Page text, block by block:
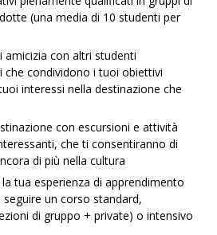
(una media di 10 studenti per
amicizia con altri studenti
che condividono i tuoi obiettivi
interessi nella destinazione che
con escursioni e attività
che ti consentiranno di
di più nella cultura
tua esperienza di apprendimento
seguire un corso standard,
di gruppo + private) o intensivo